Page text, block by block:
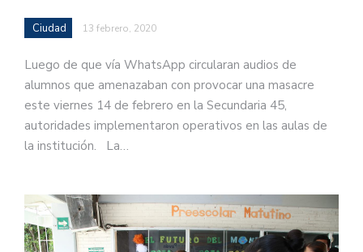
Ciudad 13 febrero, 2020
Luego de que vía WhatsApp circularan audios de
alumnos que amenazaban con provocar una masacre
este viernes 14 de febrero en la Secundaria 45,
autoridades implementaron operativos en las aulas de
la institución. La…